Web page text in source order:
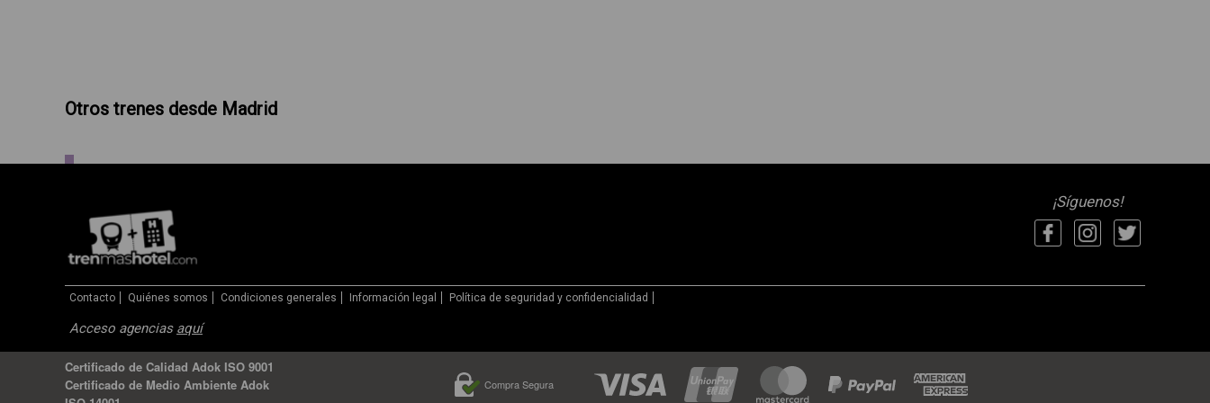
Otros trenes desde Madrid
¡Síguenos!
Contacto Quiénes somos Condiciones generales Información legal Política de seguridad y confidencialidad
Acceso agencias aquí
Certificado de Calidad Adok ISO 9001
Certificado de Medio Ambiente Adok
Compra Segura